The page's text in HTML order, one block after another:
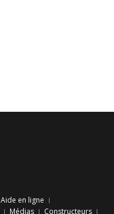
Aide en ligne
Médias Constructeurs